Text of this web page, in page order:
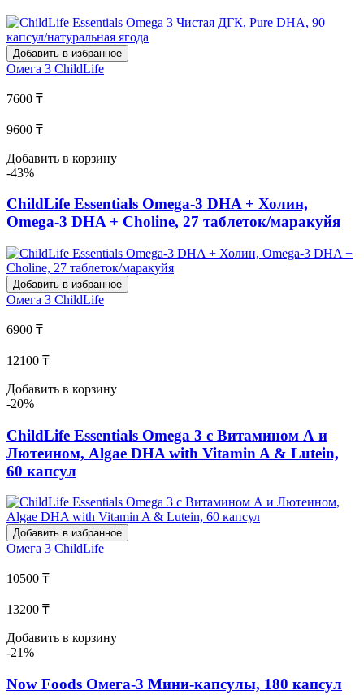
Добавить в избранное
Омега 3 ChildLife
7600 ₸
9600 ₸
Добавить в корзину
-43%
ChildLife Essentials Omega-3 DHA + Холин,
Omega-3 DHA + Choline, 27 таблеток/маракуйя
Добавить в избранное
Омега 3 ChildLife
6900 ₸
12100 ₸
Добавить в корзину
-20%
ChildLife Essentials Omega 3 с Витамином А и
Лютеином, Algae DHA with Vitamin A & Lutein,
60 капсул
Добавить в избранное
Омега 3 ChildLife
10500 ₸
13200 ₸
Добавить в корзину
-21%
Now Foods Омега-3 Мини-капсулы, 180 капсул